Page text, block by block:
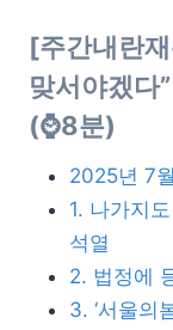
[주간내란
맞서야겠다
(⌚8분)
2025년 7
1. 나가지
석열
2. 법정에
3. ‘서울의